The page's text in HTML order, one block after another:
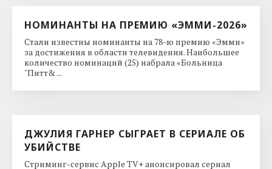
НОМИНАНТЫ НА ПРЕМИЮ «ЭММИ-2026»
Стали известны номинанты на 78-ю премию «Эмми»
за достижения в области телевидения. Наибольшее
количество номинаций (25) набрала «Больница
"Питт& ...
ДЖУЛИЯ ГАРНЕР СЫГРАЕТ В СЕРИАЛЕ ОБ
УБИЙСТВЕ
Стриминг-сервис Apple TV+ анонсировал сериал